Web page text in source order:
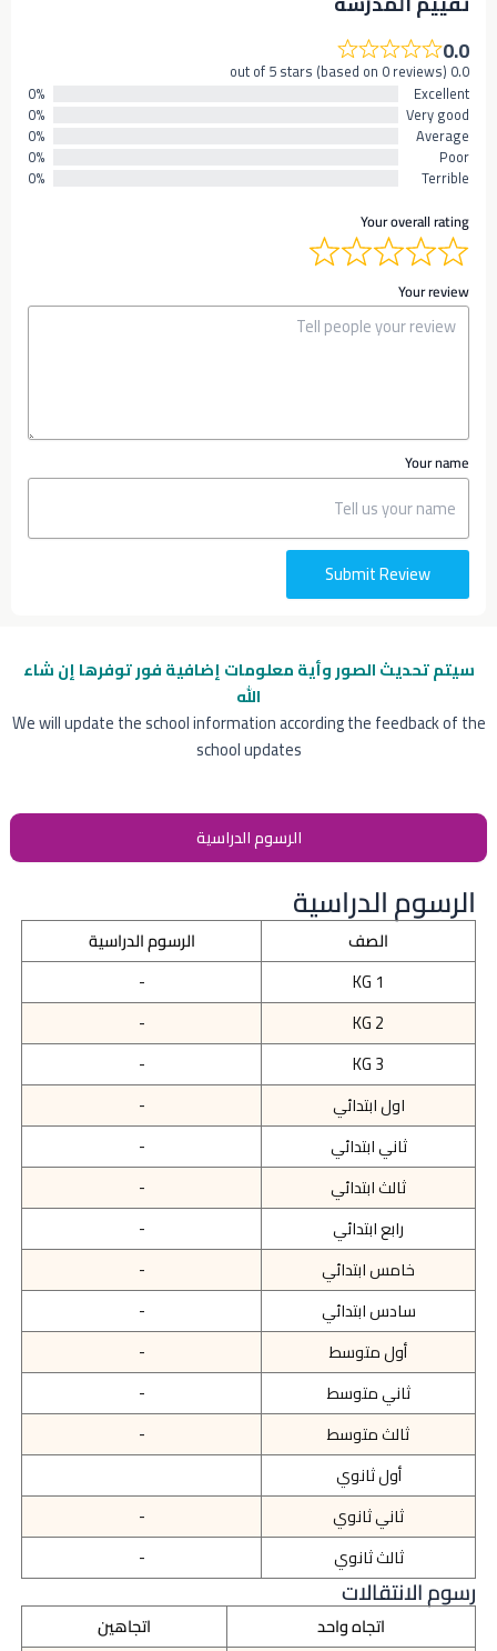
سيتم تحديث الصور وأية معلومات إضافيةفور توفرها إن شاء
الله
We will update the school information according the feedback of the
school updates
الرسوم الدراسية
الرسوم الدراسية
الصف
الرسوم الدراسية
KG 1
-
KG 2
-
KG 3
-
اول ابتدائي
-
ثاني ابتدائي
-
ثالث ابتدائي
-
رابع ابتدائي
-
خامس ابتدائي
-
سادس ابتدائي
-
أول متوسط
-
ثاني متوسط
-
ثالث متوسط
-
أول ثانوي
ثاني ثانوي
-
ثالث ثانوي
-
رسوم الانتقالات
اتجاه واحد
اتجاهين
0.0
0.0 out of 5 stars (based on 0 reviews)
Excellent
0%
Very good
0%
Average
0%
Poor
0%
Terrible
0%
Your overall rating
Your review
Your name
Submit Review